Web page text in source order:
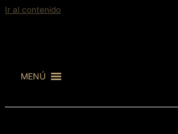
Ir al contenido
MENÚ